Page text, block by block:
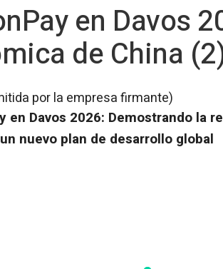
en Davos
de China
por la empresa firmante)
en Davos 2026: Demostrando la
nuevo plan de desarrollo global